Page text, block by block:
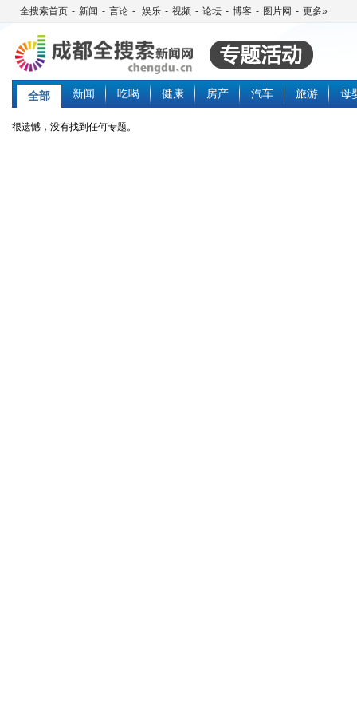
全搜索首页 - 新闻 - 言论 - 娱乐 - 视频 - 论坛 - 博客 - 图片网 - 更多»
全部 新闻 吃喝 健康 房产 汽车 旅游 母
很遗憾，没有找到任何专题。